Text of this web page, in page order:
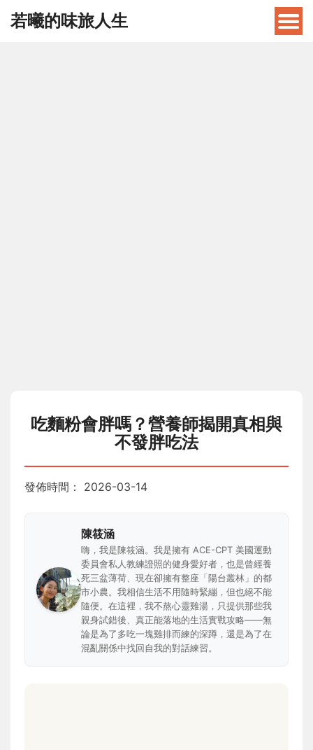
若曦的味旅人生
吃麵粉會胖嗎？營養師揭開真相與
不發胖吃法
發佈時間： 2026-03-14
陳筱涵
嗨，我是陳筱涵。我是擁有 ACE-CPT 美國運動
委員會私人教練證照的健身愛好者，也是曾經養
死三盆薄荷、現在卻擁有整座「陽台叢林」的都
市小農。我相信生活不用隨時緊繃，但也絕不能
隨便。在這裡，我不熬心靈雞湯，只提供那些我
親身試錯後、真正能落地的生活實戰攻略——無
論是為了多吃一塊雞排而練的深蹲，還是為了在
混亂關係中找回自我的對話練習。